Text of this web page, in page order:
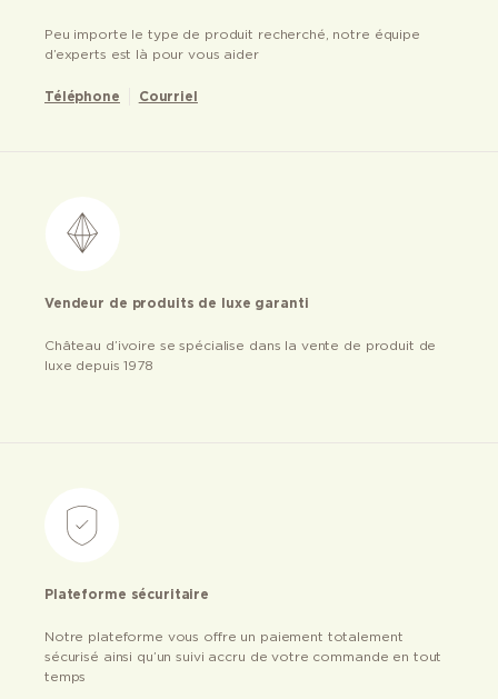
Peu importe le type de produit recherché, notre équipe
d’experts est là pour vous aider
Téléphone Courriel
Vendeur de produits de luxe garanti
Château d’ivoire se spécialise dans la vente de produit de
luxe depuis 1978
Plateforme sécuritaire
Notre plateforme vous offre un paiement totalement
sécurisé ainsi qu’un suivi accru de votre commande en tout
temps